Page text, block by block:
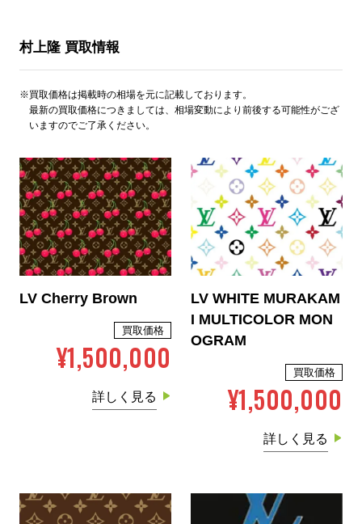
村上隆 買取情報
※買取価格は掲載時の相場を元に記載しております。
最新の買取価格につきましては、相場変動により前後する可能性がござ
いますのでご了承ください。
LV Cherry Brown
買取価格
¥1,500,000
詳しく見る
LV WHITE MURAKAM
I MULTICOLOR MON
OGRAM
買取価格
¥1,500,000
詳しく見る